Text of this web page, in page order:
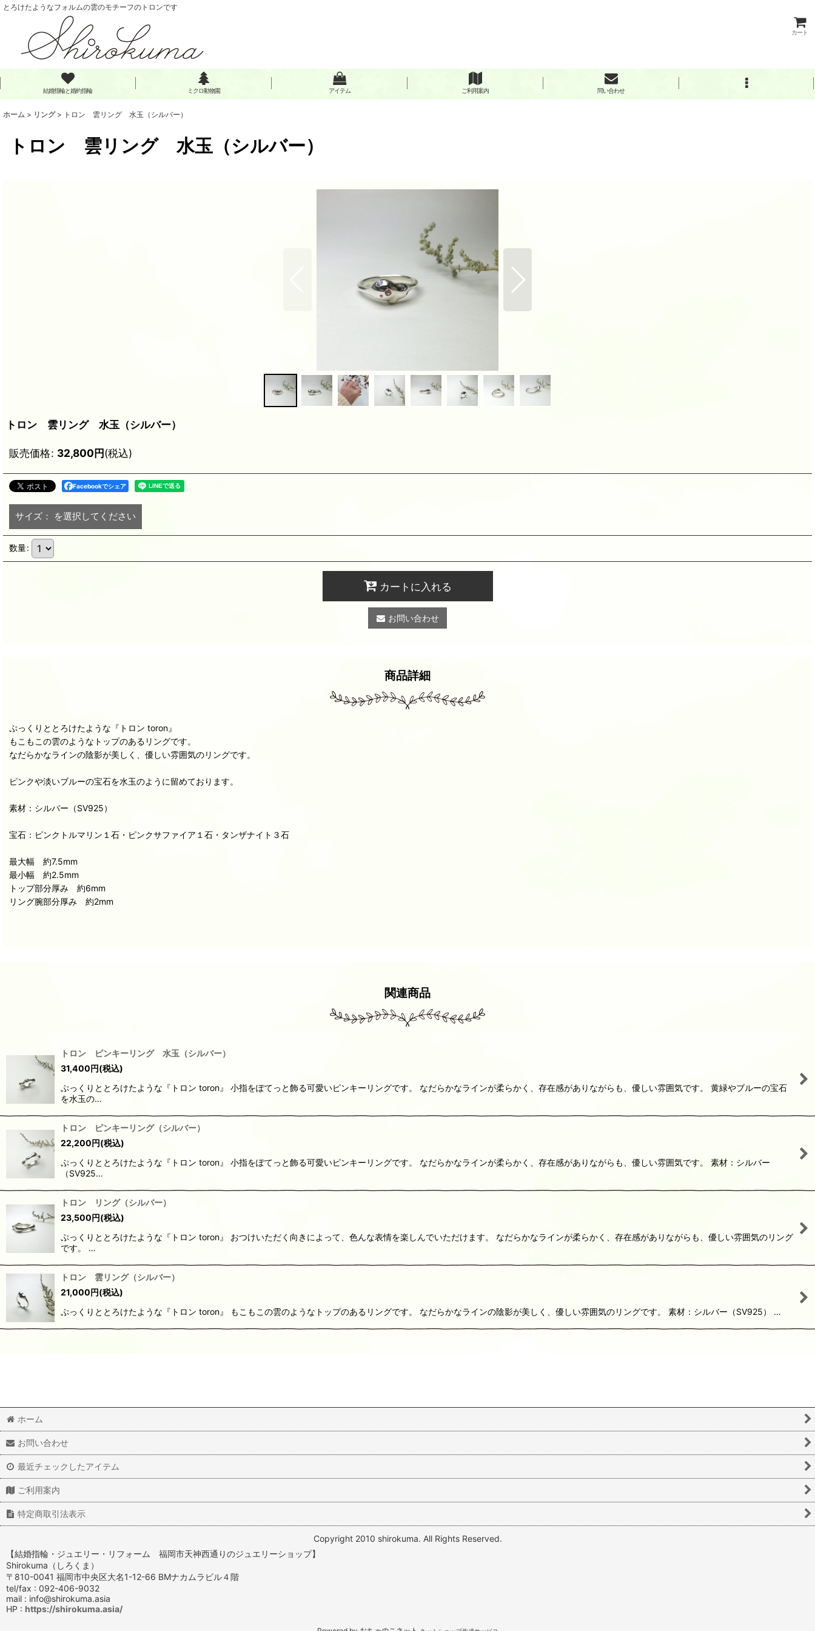
とろけたようなフォルムの雲のモチーフのトロンです
カート
結婚指輪と婚約指輪 ミクロ動物園 アイテム ご利用案内 問い合わせ
ホーム > リング > トロン 雲リング 水玉（シルバー）
トロン 雲リング 水玉（シルバー）
トロン 雲リング 水玉（シルバー）
販売価格: 32,800円(税込)
Facebookでシェア
サイズ： を選択してください
数量:
カートに入れる
お問い合わせ
商品詳細
ぷっくりととろけたような『トロン toron』
もこもこの雲のようなトップのあるリングです。
なだらかなラインの陰影が美しく、優しい雰囲気のリングです。
ピンクや淡いブルーの宝石を水玉のように留めております。
素材：シルバー（SV925）
宝石：ピンクトルマリン１石・ピンクサファイア１石・タンザナイト３石
最大幅 約7.5mm
最小幅 約2.5mm
トップ部分厚み 約6mm
リング腕部分厚み 約2mm
関連商品
トロン ピンキーリング 水玉（シルバー）
31,400円(税込)
ぷっくりととろけたような『トロン toron』 小指をぽてっと飾る可愛いピンキーリングです。 なだらかなラインが柔らかく、存在感がありながらも、優しい雰囲気です。 黄緑やブルーの宝石
を水玉の…
トロン ピンキーリング（シルバー）
22,200円(税込)
ぷっくりととろけたような『トロン toron』 小指をぽてっと飾る可愛いピンキーリングです。 なだらかなラインが柔らかく、存在感がありながらも、優しい雰囲気です。 素材：シルバー
（SV925…
トロン リング（シルバー）
23,500円(税込)
ぷっくりととろけたような『トロン toron』 おつけいただく向きによって、色んな表情を楽しんでいただけます。 なだらかなラインが柔らかく、存在感がありながらも、優しい雰囲気のリング
です。 …
トロン 雲リング（シルバー）
21,000円(税込)
ぷっくりととろけたような『トロン toron』 もこもこの雲のようなトップのあるリングです。 なだらかなラインの陰影が美しく、優しい雰囲気のリングです。 素材：シルバー（SV925） …
ホーム
お問い合わせ
最近チェックしたアイテム
ご利用案内
特定商取引法表示
Copyright 2010 shirokuma. All Rights Reserved.
【結婚指輪・ジュエリー・リフォーム 福岡市天神西通りのジュエリーショップ】
Shirokuma（しろくま）
〒810-0041 福岡市中央区大名1-12-66 BMナカムラビル４階
tel/fax : 092-406-9032
mail : info@shirokuma.asia
HP : https://shirokuma.asia/